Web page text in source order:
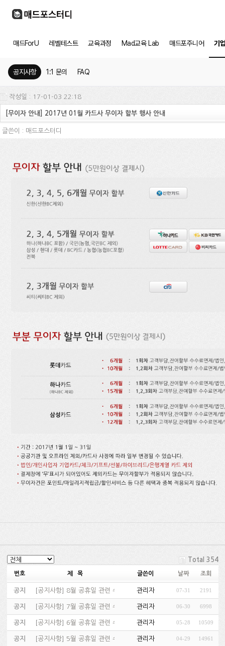
매드ForU 레벨테스트 교육과정 Mad교육 Lab 매드포주니어 기
공지사항 1:1 문의 FAQ
작성일 : 17-01-03 22:18
[무이자 안내] 2017년 01월 카드사 무이자 할부 행사 안내
글쓴이 : 매드포스터디
Total 354
번호 제 목 글쓴이 날짜 조회
공지 [공지사항] 8월 공휴일 관련 수업 및 고객센터 운영 안내…
관리자 07-31 2191
공지 [공지사항] 7월 공휴일 관련 수업 및 고객센터 운영 안내…
관리자 06-30 6998
공지 [공지사항] 6월 공휴일 관련 수업 및 고객센터 운영 안내…
관리자 05-28 10509
공지 [공지사항] 5월 공휴일 관련 수업 및 고객센터 운영 안내…
관리자 04-29 14961